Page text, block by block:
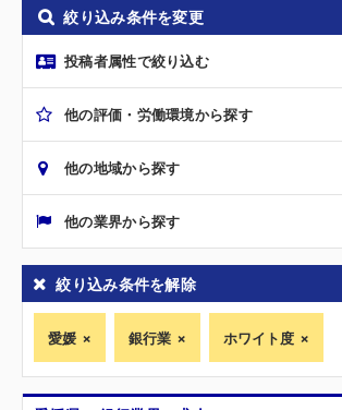
絞り込み条件を変更
投稿者属性で絞り込む
他の評価・労働環境から探す
他の地域から探す
他の業界から探す
絞り込み条件を解除
愛媛 銀行業 ホワイト度